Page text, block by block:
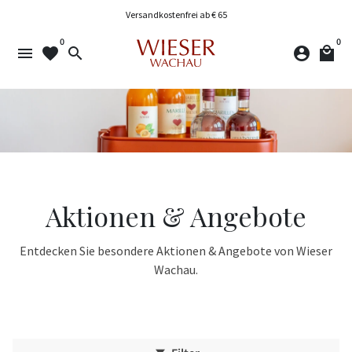
Inhalt
Versandkostenfrei ab € 65
menu favorite
0
search account_circle local_mall
0
Aktionen & Angebote
Entdecken Sie besondere Aktionen & Angebote von Wieser
Wachau.